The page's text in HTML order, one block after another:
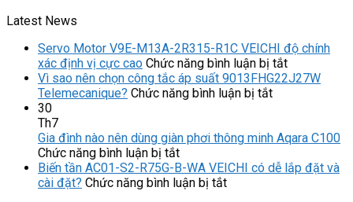
Latest News
Servo Motor V9E-M13A-2R315-R1C VEICHI độ chính
xác định vị cực cao Chức năng bình luận bị tắtở
Servo
2R315-
VEICHI
Vì sao nên chọn công tắc áp suất 9013FHG22J27W
Telemecanique? Chức năng bình luận bị tắtở
nên
công
30
Th7
Gia đình nào nên dùng giàn phơi thông minh Aqara C100
Chức năng bình luận bị tắtở
Gia
đình
Biến tần AC01-S2-R75G-B-WA VEICHI có dễ lắp đặt và
cài đặt? Chức năng bình luận bị tắtở